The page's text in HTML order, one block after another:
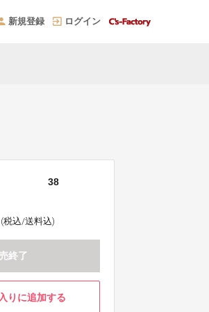
新規登録 ログイン
38
(税込/送料込)
終了
りに追加する